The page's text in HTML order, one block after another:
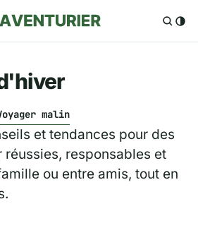
malin
et tendances pour des
réussies, responsables et
ou entre amis, tout en